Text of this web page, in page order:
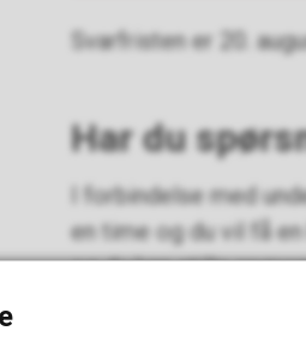
Svarfristen er 20.
Har du
I forbindelse med
en time og du vil få
og du kan stille
Du kan velge